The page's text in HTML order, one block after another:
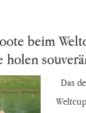
beim
holen
Das